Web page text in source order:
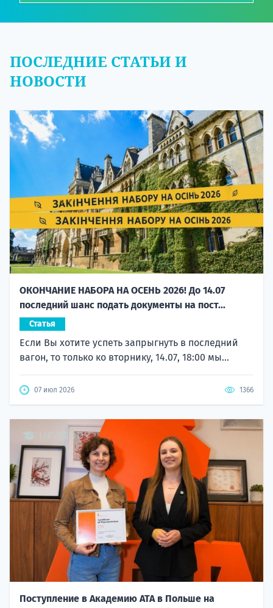
ПОСЛЕДНИЕ СТАТЬИ И
НОВОСТИ
ОКОНЧАНИЕ НАБОРА НА ОСЕНЬ 2026! До 14.07
последний шанс подать документы на пост...
Статья
Если Вы хотите успеть запрыгнуть в последний
вагон, то только ко вторнику, 14.07, 18:00 мы...
07 июл 2026 1366
Поступление в Академию ATA в Польше на